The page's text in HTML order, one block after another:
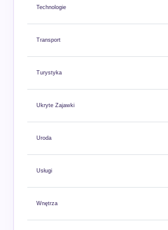
Technologie
Transport
Turystyka
Ukryte Zajawki
Uroda
Usługi
Wnętrza